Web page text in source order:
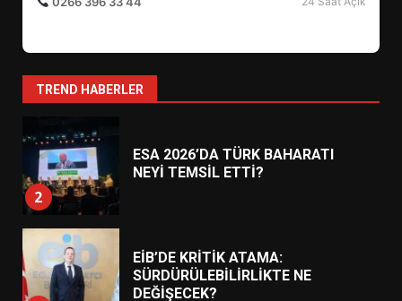
TREND HABERLER
1
HAREKETE GEÇİYOR: GÖZLER
2
ESA 2026’DA TÜRK BAHARATI
NEYİ TEMSİL ETTİ?
EİB’DE KRİTİK ATAMA:
SÜRDÜRÜLEBİLİRLİKTE NE
DEĞİŞECEK?